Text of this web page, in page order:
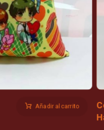
Añadir al carrito